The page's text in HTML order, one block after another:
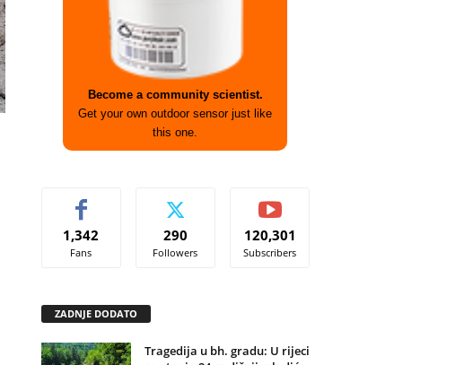
Become a community scientist.
Get your own outdoor sensor just like
this one.
1,342
Fans
290
Followers
120,301
Subscribers
ZADNJE DODATO
Tragedija u bh. gradu: U rijeci